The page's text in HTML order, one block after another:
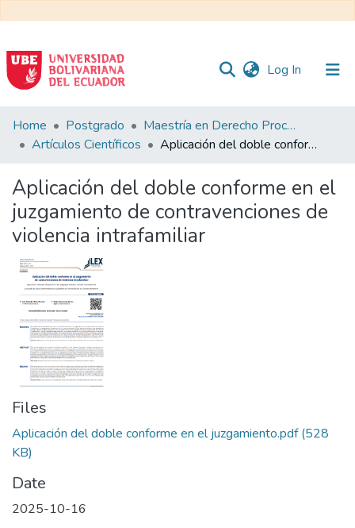
Log In (current)
Communities
&
All of DSpace
Statistics
Home Postgrado
Maestría en Derecho Procesal
Artículos Científicos
Aplicación del doble conforme en el juzgamiento de contravenciones de violencia intrafamiliar
Aplicación del doble conforme en el
juzgamiento de contravenciones de
violencia intrafamiliar
Files
Aplicación del doble conforme en el juzgamiento.pdf(528
KB)
Date
2025-10-16